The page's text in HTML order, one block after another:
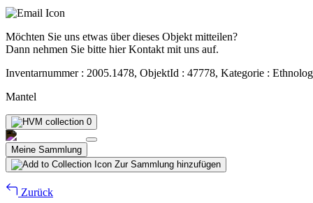
Möchten Sie uns etwas über dieses Objekt mitteilen?
Dann nehmen Sie bitte hier Kontakt mit uns auf.
Inventarnummer : 2005.1478, ObjektId : 47778, Kategorie :
Mantel
0
Meine Sammlung
Zur Sammlung hinzufügen
Zurück